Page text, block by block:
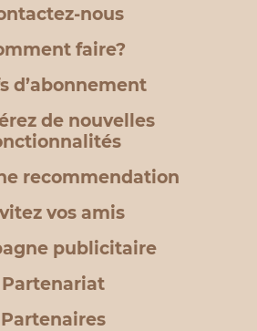
nous
faire?
d’abonnement
de nouvelles
recommendation
vos amis
publicitaire
Partenariat
Partenaires